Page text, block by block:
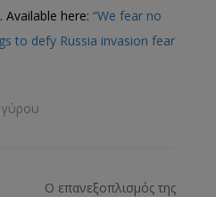
Available here: “We fear no
to defy Russia invasion fear
Ο επανεξοπλισμός της